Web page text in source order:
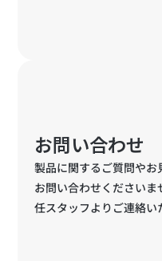
お問い合わせ
製品に関するご質問やお
お問い合わせください
任スタッフよりご連絡い